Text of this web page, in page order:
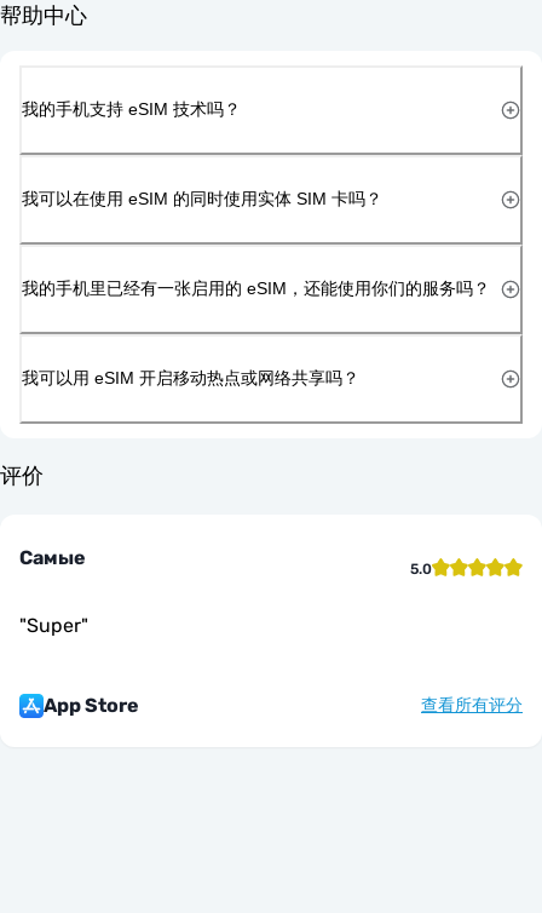
帮助中心
我的手机支持 eSIM 技术吗？
我可以在使用 eSIM 的同时使用实体 SIM 卡吗？
我的手机里已经有一张启用的 eSIM，还能使用你们的服务吗？
我可以用 eSIM 开启移动热点或网络共享吗？
评价
Самые 5.0
"Super"
App Store 查看所有评分